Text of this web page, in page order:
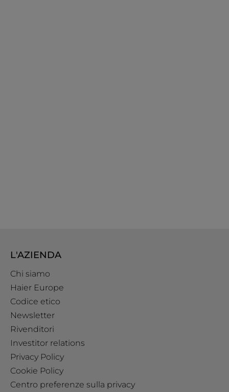
L'AZIENDA
Chi siamo
Haier Europe
Codice etico
Newsletter
Rivenditori
Investitor relations
Privacy Policy
Cookie Policy
Centro preferenze sulla privacy